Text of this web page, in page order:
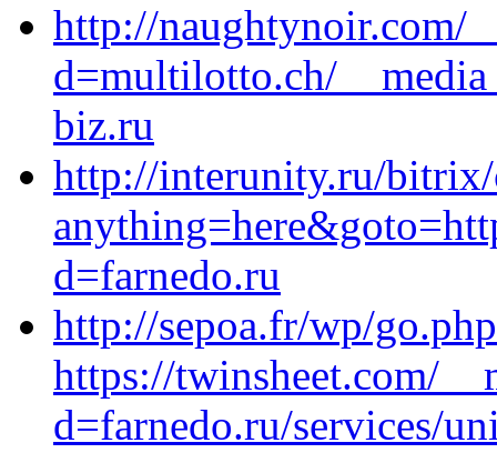
http://naughtynoir.com/
d=multilotto.ch/
biz.ru
http://interunity.ru/
d=farnedo.ru
http://sepoa.fr/wp/
https://twinsheet.com/
d=farnedo.ru/services/